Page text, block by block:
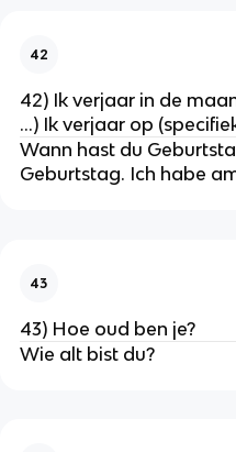
42
42) Ik verjaar in de
...) Ik verjaar op
Wann hast du
Geburtstag. Ich habe
43
43) Hoe oud ben je?
Wie alt bist du?